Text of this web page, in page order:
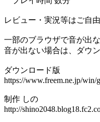
レビュー・実況等はご自由
一部のブラウザで音が出
音が出ない場合は、ダウ
ダウンロード版
https://www.freem.ne.jp/win/
制作 しの
http://